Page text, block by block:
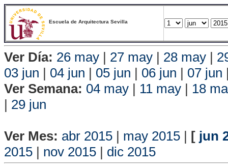
Escuela de Arquitectura Sevilla
Ver Día: 26 may | 27 may | 28 may |
03 jun | 04 jun | 05 jun | 06 jun | 07 jun
Ver Semana: 04 may | 11 may | 18
| 29 jun
Ver Mes: abr 2015 | may 2015 | [ jun
2015 | nov 2015 | dic 2015